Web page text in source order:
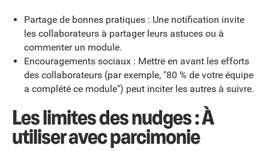
Partage de bonnes pratiques : Une notification invite
les collaborateurs à partager leurs astuces ou à
commenter un module.
Encouragements sociaux : Mettre en avant les efforts
des collaborateurs (par exemple, "80 % de votre équipe
a complété ce module") peut inciter les autres à suivre.
Les limites des nudges : À
utiliser avec parcimonie